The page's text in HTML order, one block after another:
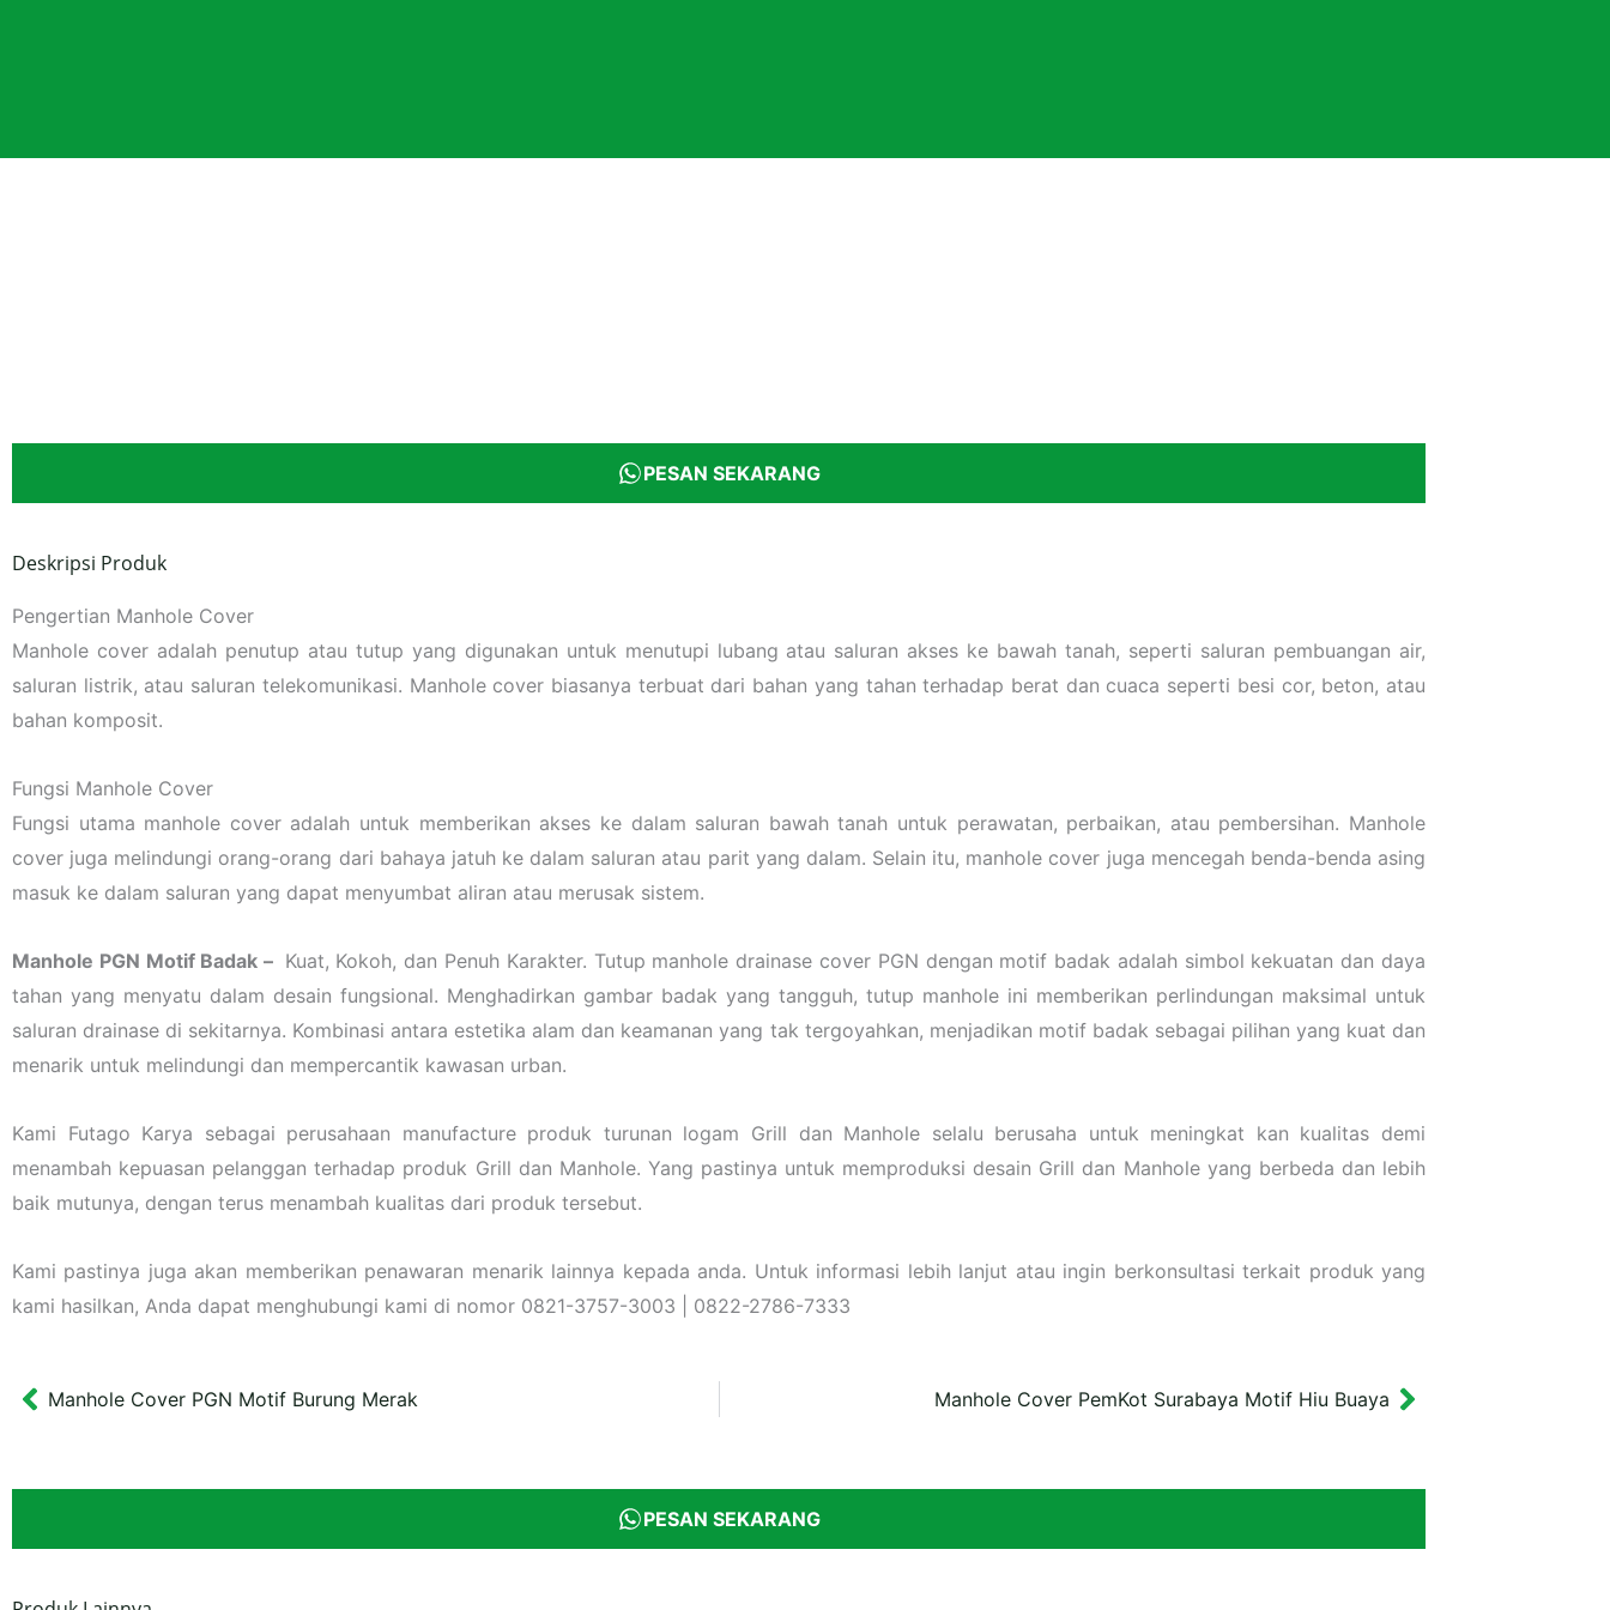
PESAN SEKARANG
Deskripsi Produk
Pengertian Manhole Cover
Manhole cover adalah penutup atau tutup yang digunakan untuk menutupi lubang atau saluran akses ke bawah tanah, seperti saluran pembuangan air,
saluran listrik, atau saluran telekomunikasi. Manhole cover biasanya terbuat dari bahan yang tahan terhadap berat dan cuaca seperti besi cor, beton, atau
bahan komposit.
Fungsi Manhole Cover
Fungsi utama manhole cover adalah untuk memberikan akses ke dalam saluran bawah tanah untuk perawatan, perbaikan, atau pembersihan. Manhole
cover juga melindungi orang-orang dari bahaya jatuh ke dalam saluran atau parit yang dalam. Selain itu, manhole cover juga mencegah benda-benda asing
masuk ke dalam saluran yang dapat menyumbat aliran atau merusak sistem.
Manhole PGN Motif Badak – Kuat, Kokoh, dan Penuh Karakter. Tutup manhole drainase cover PGN dengan motif badak adalah simbol kekuatan dan daya
tahan yang menyatu dalam desain fungsional. Menghadirkan gambar badak yang tangguh, tutup manhole ini memberikan perlindungan maksimal untuk
saluran drainase di sekitarnya. Kombinasi antara estetika alam dan keamanan yang tak tergoyahkan, menjadikan motif badak sebagai pilihan yang kuat dan
menarik untuk melindungi dan mempercantik kawasan urban.
Kami Futago Karya sebagai perusahaan manufacture produk turunan logam Grill dan Manhole selalu berusaha untuk meningkat kan kualitas demi
menambah kepuasan pelanggan terhadap produk Grill dan Manhole. Yang pastinya untuk memproduksi desain Grill dan Manhole yang berbeda dan lebih
baik mutunya, dengan terus menambah kualitas dari produk tersebut.
Kami pastinya juga akan memberikan penawaran menarik lainnya kepada anda. Untuk informasi lebih lanjut atau ingin berkonsultasi terkait produk yang
kami hasilkan, Anda dapat menghubungi kami di nomor 0821-3757-3003 | 0822-2786-7333
Prev
Manhole Cover PGN Motif Burung Merak Manhole Cover PemKot Surabaya Motif Hiu Buaya Next
PESAN SEKARANG